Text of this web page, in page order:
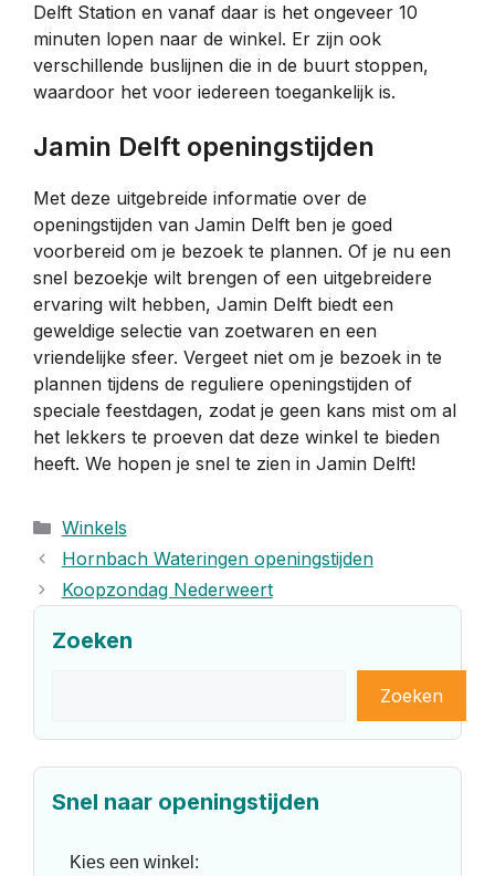
Delft Station en vanaf daar is het ongeveer 10
minuten lopen naar de winkel. Er zijn ook
verschillende buslijnen die in de buurt stoppen,
waardoor het voor iedereen toegankelijk is.
Jamin Delft openingstijden
Met deze uitgebreide informatie over de
openingstijden van Jamin Delft ben je goed
voorbereid om je bezoek te plannen. Of je nu een
snel bezoekje wilt brengen of een uitgebreidere
ervaring wilt hebben, Jamin Delft biedt een
geweldige selectie van zoetwaren en een
vriendelijke sfeer. Vergeet niet om je bezoek in te
plannen tijdens de reguliere openingstijden of
speciale feestdagen, zodat je geen kans mist om al
het lekkers te proeven dat deze winkel te bieden
heeft. We hopen je snel te zien in Jamin Delft!
Categorieën
Winkels
Hornbach Wateringen openingstijden
Koopzondag Nederweert
Zoeken
Zoeken
Snel naar openingstijden
Kies een winkel: